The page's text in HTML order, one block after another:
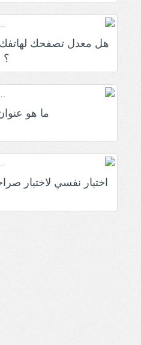
هل معدل تصفحك
؟
ما هو
اختبار نفسي لاختبار